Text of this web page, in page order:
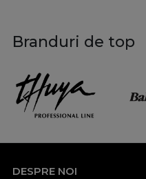
Branduri de top
DESPRE NOI